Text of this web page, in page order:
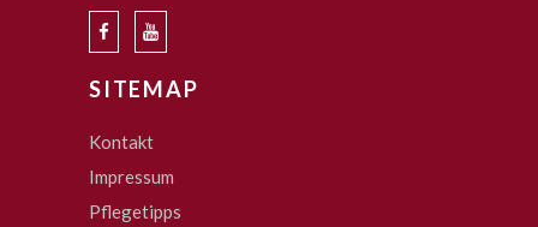
SITEMAP
Kontakt
Impressum
Pflegetipps